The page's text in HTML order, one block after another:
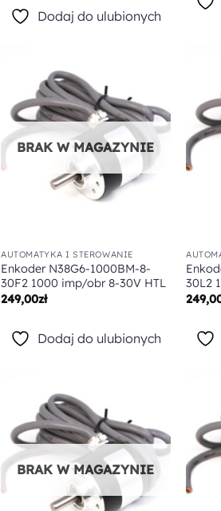
Dodaj do ulubionych
ulubionych
BRAK W MAGAZYNIE
AUTOMATYKA I STEROWANIE
Enkoder N38G6-1000BM-8-
30F2 1000 imp/obr 8-30V HTL
249,00zł
Dodaj do ulubionych
30L2
ulubionych
BRAK W MAGAZYNIE